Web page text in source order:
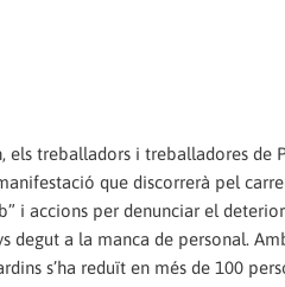
treballadors i treballadores de
que discorrerà pel
i accions per denunciar el
degut a la manca de personal.
s’ha reduït en més de 100